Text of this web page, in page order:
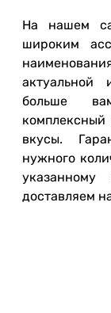
На нашем
широким
актуальной
больше
вкусы.
нужного
доставляем